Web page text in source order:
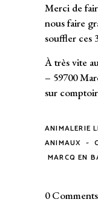
Merci de
nous faire
souffler ces
À très vite
– 59700
sur
ANIMALERIE
ANIMAUX -
MARCQ EN
0 Comments